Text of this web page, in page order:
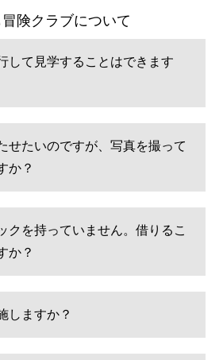
険クラブについて
して見学することはできます
せたいのですが、写真を撮って
か？
クを持っていません。借りるこ
か？
しますか？